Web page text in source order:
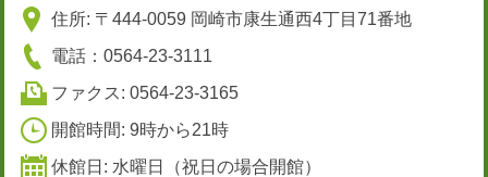
住所: 〒444-0059 岡崎市康生通西4丁目71番地
電話：0564-23-3111
ファクス: 0564-23-3165
開館時間: 9時から21時
休館日: 水曜日（祝日の場合開館）